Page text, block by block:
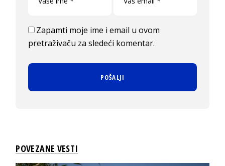
Zapamti moje ime i email u ovom
pretraživaču za sledeći komentar.
POVEZANE VESTI